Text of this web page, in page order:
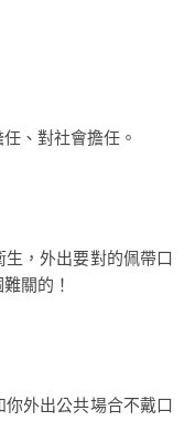
、對社會擔任。
，外出要對的佩帶口
關的！
你外出公共場合不戴口